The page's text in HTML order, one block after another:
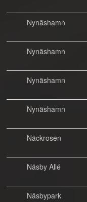
Nynäshamn
Nynäshamn
Nynäshamn
Nynäshamn
Näckrosen
Näsby Allé
Näsbypark